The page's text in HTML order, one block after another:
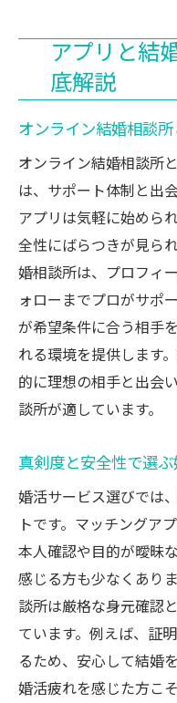
アプリと結
底解説
オンライン結婚相談
オンライン結婚相談所
は、サポート体制と出
アプリは気軽に始めら
全性にばらつきが見ら
婚相談所は、プロフィ
ォローまでプロがサポ
が希望条件に合う相手
れる環境を提供します
的に理想の相手と出会
談所が適しています。
真剣度と安全性で選
婚活サービス選びでは
トです。マッチングア
本人確認や目的が曖昧
感じる方も少なくあり
談所は厳格な身元確認
ています。例えば、証
るため、安心して結婚
婚活疲れを感じた方こ